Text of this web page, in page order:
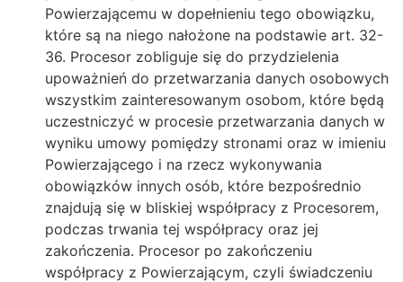
Powierzającemu w dopełnieniu tego obowiązku,
które są na niego nałożone na podstawie art. 32-
36. Procesor zobliguje się do przydzielenia
upoważnień do przetwarzania danych osobowych
wszystkim zainteresowanym osobom, które będą
uczestniczyć w procesie przetwarzania danych w
wyniku umowy pomiędzy stronami oraz w imieniu
Powierzającego i na rzecz wykonywania
obowiązków innych osób, które bezpośrednio
znajdują się w bliskiej współpracy z Procesorem,
podczas trwania tej współpracy oraz jej
zakończenia. Procesor po zakończeniu
współpracy z Powierzającym, czyli świadczeniu